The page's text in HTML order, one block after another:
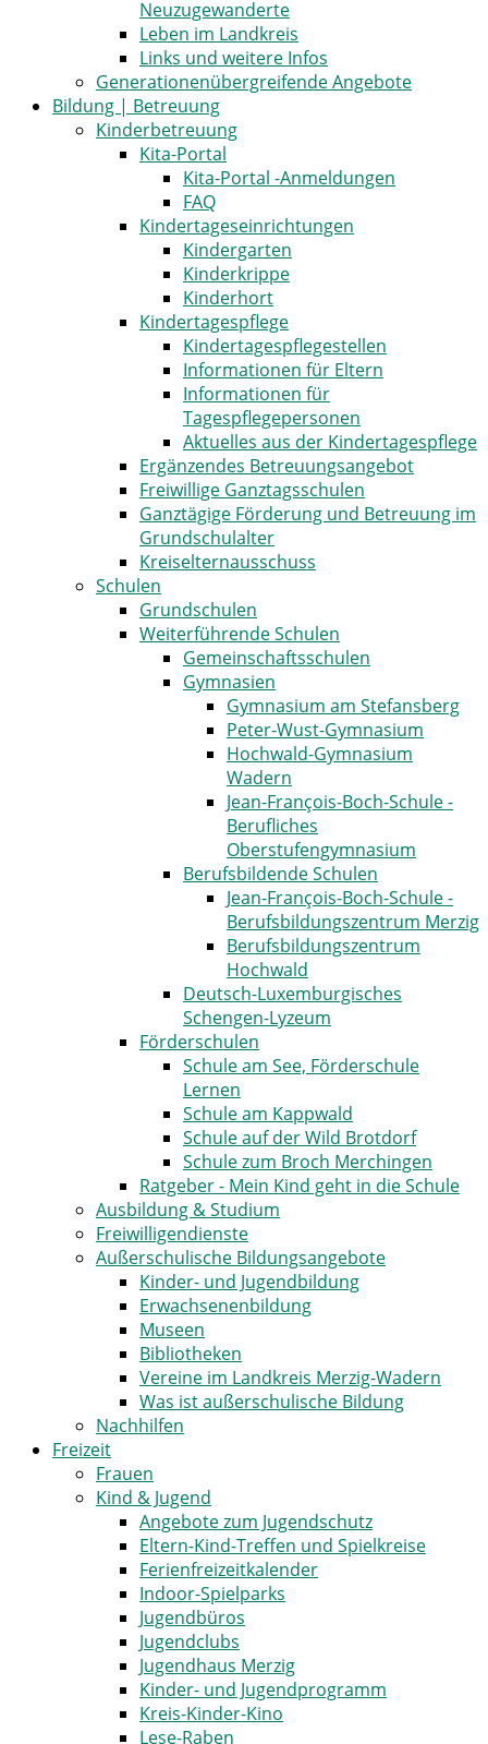
Neuzugewanderte
Leben im Landkreis
Links und weitere Infos
Generationenübergreifende Angebote
Bildung | Betreuung
Kinderbetreuung
Kita-Portal
Kita-Portal -Anmeldungen
FAQ
Kindertageseinrichtungen
Kindergarten
Kinderkrippe
Kinderhort
Kindertagespflege
Kindertagespflegestellen
Informationen für Eltern
Informationen für
Tagespflegepersonen
Aktuelles aus der Kindertagespflege
Ergänzendes Betreuungsangebot
Freiwillige Ganztagsschulen
Ganztägige Förderung und Betreuung im
Grundschulalter
Kreiselternausschuss
Schulen
Grundschulen
Weiterführende Schulen
Gemeinschaftsschulen
Gymnasien
Gymnasium am Stefansberg
Peter-Wust-Gymnasium
Hochwald-Gymnasium
Wadern
Jean-François-Boch-Schule -
Berufliches
Oberstufengymnasium
Berufsbildende Schulen
Jean-François-Boch-Schule -
Berufsbildungszentrum Merzig
Berufsbildungszentrum
Hochwald
Deutsch-Luxemburgisches
Schengen-Lyzeum
Förderschulen
Schule am See, Förderschule
Lernen
Schule am Kappwald
Schule auf der Wild Brotdorf
Schule zum Broch Merchingen
Ratgeber - Mein Kind geht in die Schule
Ausbildung & Studium
Freiwilligendienste
Außerschulische Bildungsangebote
Kinder- und Jugendbildung
Erwachsenenbildung
Museen
Bibliotheken
Vereine im Landkreis Merzig-Wadern
Was ist außerschulische Bildung
Nachhilfen
Freizeit
Frauen
Kind & Jugend
Angebote zum Jugendschutz
Eltern-Kind-Treffen und Spielkreise
Ferienfreizeitkalender
Indoor-Spielparks
Jugendbüros
Jugendclubs
Jugendhaus Merzig
Kinder- und Jugendprogramm
Kreis-Kinder-Kino
Lese-Raben